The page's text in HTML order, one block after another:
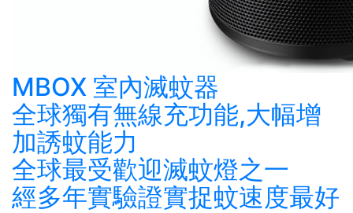
MBOX 室內滅蚊器
全球獨有無線充功能,大幅增
加誘蚊能力
全球最受歡迎滅蚊燈之一
經多年實驗證實捉蚊速度最好